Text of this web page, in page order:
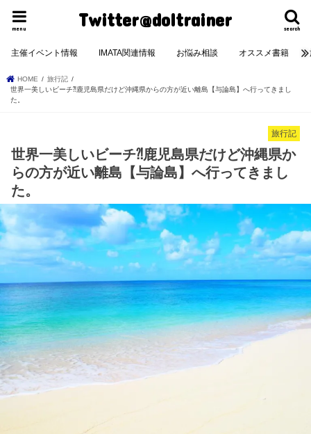
Twitter@doltrainer search
menu
主催イベント情報 IMATA関連情報 お悩み相談 オススメ書籍
HOME
旅行記
世界一美しいビーチ⁈鹿児島県だけど沖縄県からの方が近い離島【与論島】へ行ってきまし
た。
旅行記
世界一美しいビーチ⁈鹿児島県だけど沖縄県か
らの方が近い離島【与論島】へ行ってきまし
た。